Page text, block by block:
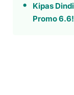
Kipas
Promo 6.6!